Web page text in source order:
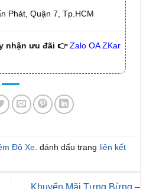
Phát, Quận 7, Tp.HCM
nhận ưu đãi 👉 Zalo OA ZKar
Độ Xe . đánh dấu trang liên kết